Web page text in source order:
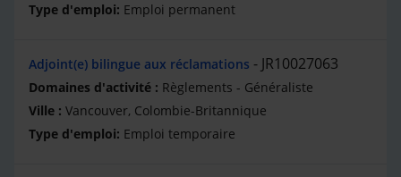
Emploi permanent
Adjoint(e) bilingue aux réclamations JR10027063
Règlements - Généraliste
Vancouver, Colombie-Britannique
Emploi temporaire